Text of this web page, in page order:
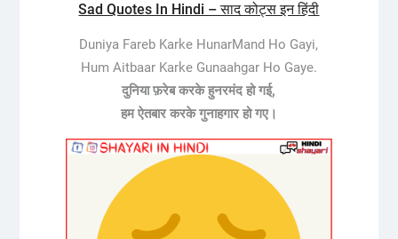
Sad Quotes In Hindi – साद कोट्स इन हिंदी
Duniya Fareb Karke HunarMand Ho Gayi,
Hum Aitbaar Karke Gunaahgar Ho Gaye.
दुनिया फ़रेब करके हुनरमंद हो गई,
हम ऐतबार करके गुनाहगार हो गए।